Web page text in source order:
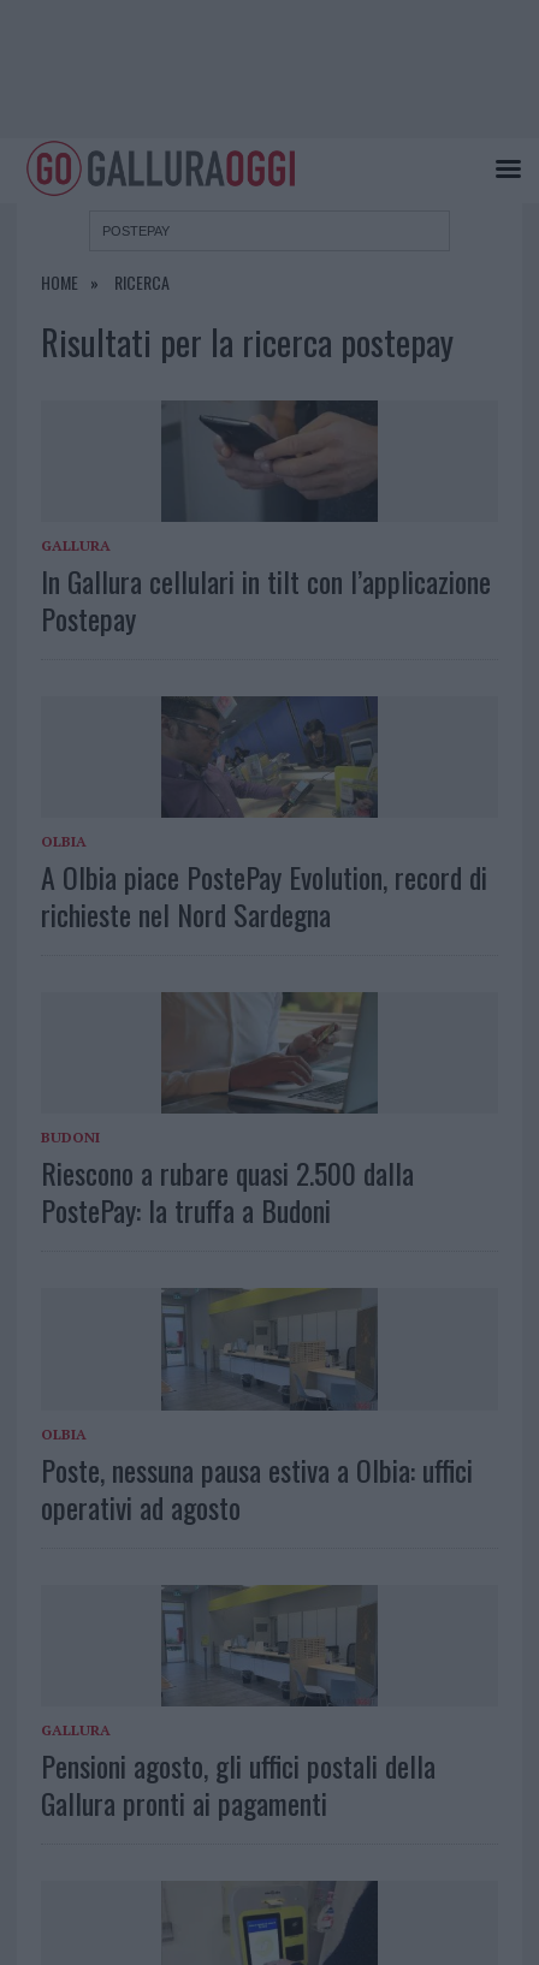
HOME RICERCA
Risultati per la ricerca postepay
GALLURA
In Gallura cellulari in tilt con l’applicazione
Postepay
OLBIA
A Olbia piace PostePay Evolution, record di
richieste nel Nord Sardegna
BUDONI
Riescono a rubare quasi 2.500 dalla
PostePay: la truffa a Budoni
OLBIA
Poste, nessuna pausa estiva a Olbia: uffici
operativi ad agosto
GALLURA
Pensioni agosto, gli uffici postali della
Gallura pronti ai pagamenti